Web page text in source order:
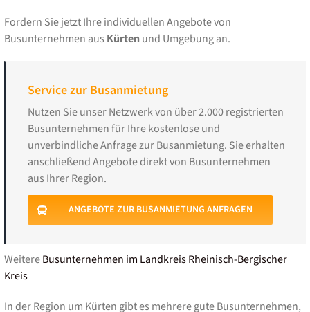
Fordern Sie jetzt Ihre individuellen Angebote von
Busunternehmen aus Kürtenund Umgebung an.
Service zur Busanmietung
Nutzen Sie unser Netzwerk von über 2.000 registrierten
Busunternehmen für Ihre kostenlose und
unverbindliche Anfrage zur Busanmietung. Sie erhalten
anschließend Angebote direkt von Busunternehmen
aus Ihrer Region.
ANGEBOTE ZUR BUSANMIETUNG ANFRAGEN
WeitereBusunternehmen im Landkreis Rheinisch-Bergischer
Kreis
In der Region um Kürten gibt es mehrere gute Busunternehmen,